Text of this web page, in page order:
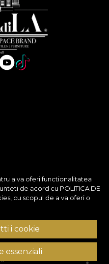
a va oferi functionalitatea
de acord cu POLITICA DE
cu scopul de a va oferi o
i cookie
essenziali